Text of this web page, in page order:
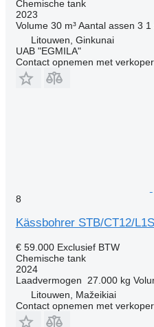
Chemische tank
2023
Volume 30 m³ Aantal assen 3 1
Litouwen, Ginkunai
UAB "EGMILA"
Contact opnemen met verkoper
8
Kässbohrer STB/CT12/
€ 59.000 Exclusief BTW
Chemische tank
2024
Laadvermogen
27.000 kg
Litouwen, Mažeikiai
Contact opnemen met verkoper